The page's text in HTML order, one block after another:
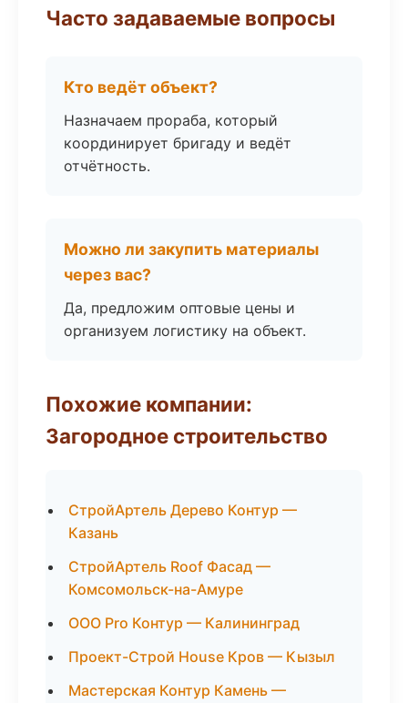
Часто задаваемые вопросы
Кто ведёт объект?
Назначаем прораба, который
координирует бригаду и ведёт
отчётность.
Можно ли закупить материалы
через вас?
Да, предложим оптовые цены и
организуем логистику на объект.
Похожие компании:
Загородное строительство
СтройАртель Дерево Контур —
Казань
СтройАртель Roof Фасад —
Комсомольск-на-Амуре
ООО Pro Контур — Калининград
Проект-Строй House Кров — Кызыл
Мастерская Контур Камень —